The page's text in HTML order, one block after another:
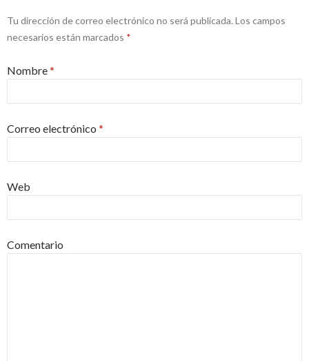
Tu dirección de correo electrónico no será publicada. Los campos
necesarios están marcados *
Nombre*
Correo electrónico *
Web
Comentario